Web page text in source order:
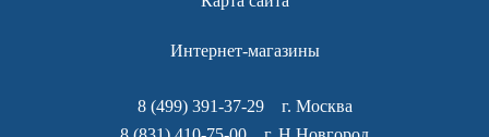
Интернет-магазины
8 (499) 391-37-29г. Москва